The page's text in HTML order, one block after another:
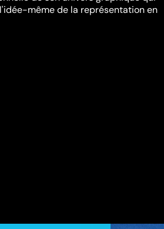
même de la représentation en